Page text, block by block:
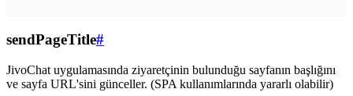
sendPageTitle#
JivoChat uygulamasında ziyaretçinin bulunduğu sayfanın başlığını
ve sayfa URL'sini günceller. (SPA kullanımlarında yararlı olabilir)